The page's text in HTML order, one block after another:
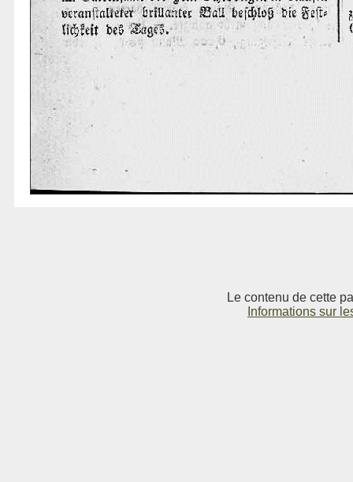
Le contenu de cette
Informations sur